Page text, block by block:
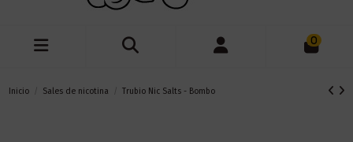
0
Inicio Sales de nicotina Trubio Nic Salts - Bombo